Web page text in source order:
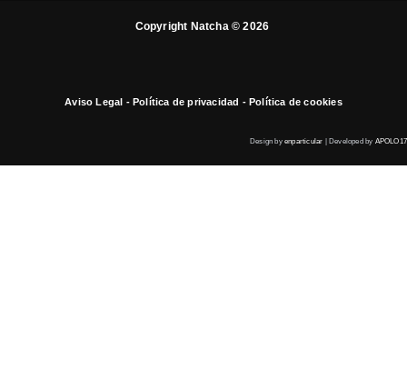
Copyright Natcha © 2026
Aviso Legal - Política de privacidad - Política de cookies
Design by enparticular | Developed by APOLO17